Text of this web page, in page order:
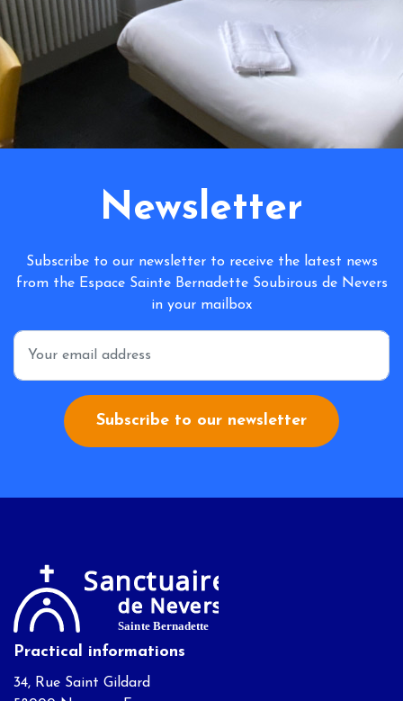
Newsletter
Subscribe to our newsletter to receive the latest news
from the Espace Sainte Bernadette Soubirous de Nevers
in your mailbox
*
Subscribe to our newsletter
Practical informations
34, Rue Saint Gildard